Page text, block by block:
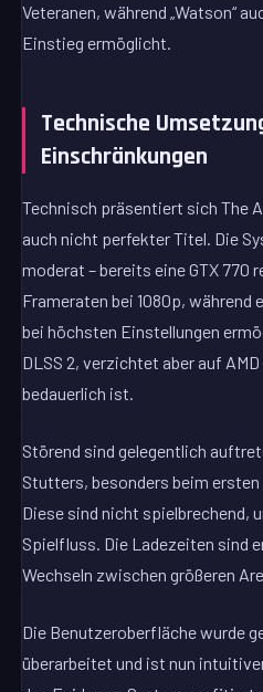
Veteranen, während „Watson“
Einstieg ermöglicht.
Technische
Einschränkungen
Technisch präsentiert sich The
auch nicht perfekter Titel. Die
moderat – bereits eine GTX 770
Frameraten bei 1080p, während
bei höchsten Einstellungen
DLSS 2, verzichtet aber auf
bedauerlich ist.
Störend sind gelegentlich
Stutters, besonders beim
Diese sind nicht spielbrechend,
Spielfluss. Die Ladezeiten sind
Wechseln zwischen größeren
Die Benutzeroberfläche wurde
überarbeitet und ist nun